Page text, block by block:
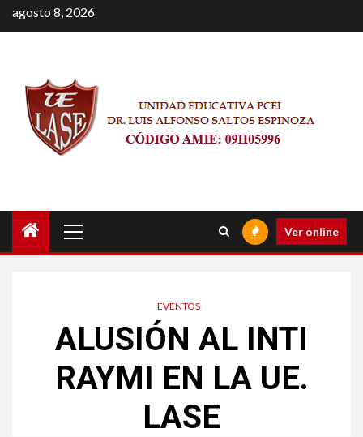
Saltar
al
agosto 8, 2026
principal
Ver online
EVENTOS
ALUSIÓN AL INTI
RAYMI EN LA UE.
LASE